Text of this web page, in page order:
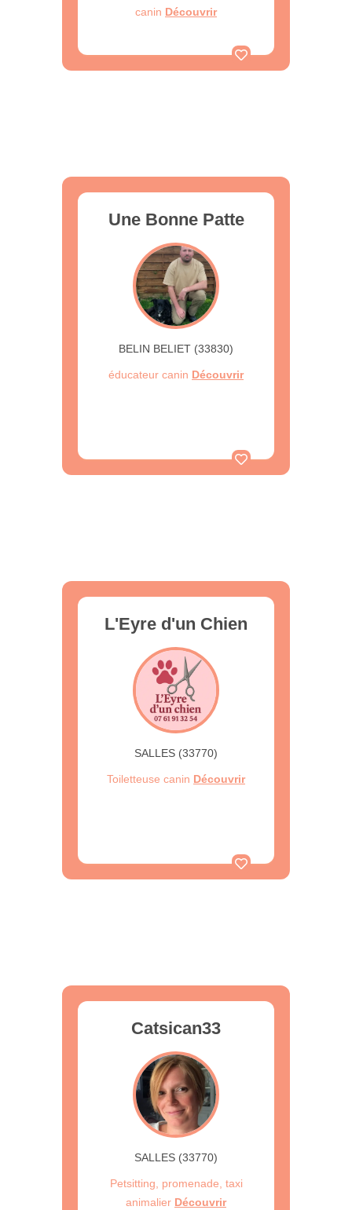
canin Découvrir
Une Bonne Patte
BELIN BELIET (33830)
éducateur canin Découvrir
L'Eyre d'un Chien
SALLES (33770)
Toiletteuse canin Découvrir
Catsican33
SALLES (33770)
Petsitting, promenade, taxi
animalier Découvrir